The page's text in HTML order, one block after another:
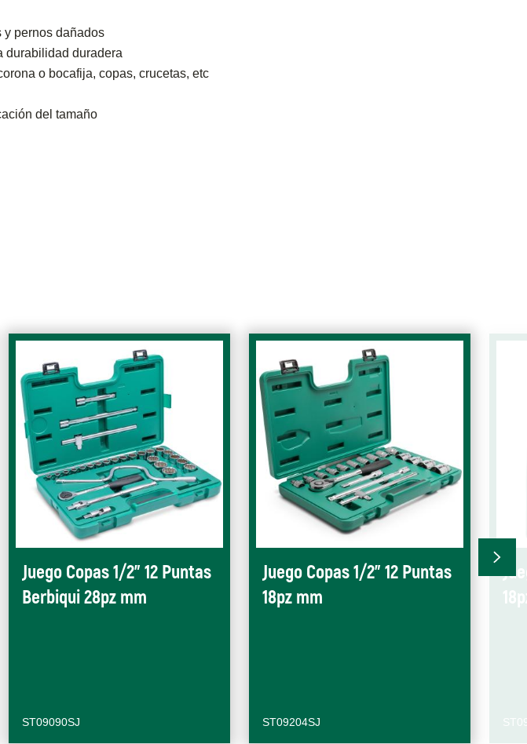
y pernos dañados
durabilidad duradera
o bocafija, copas, crucetas, etc
del tamaño
Juego Copas 1/2" 12 Puntas
Berbiqui 28pz mm
ST09090SJ
Juego Copas 1/2" 12 Puntas
18pz mm
ST09204SJ